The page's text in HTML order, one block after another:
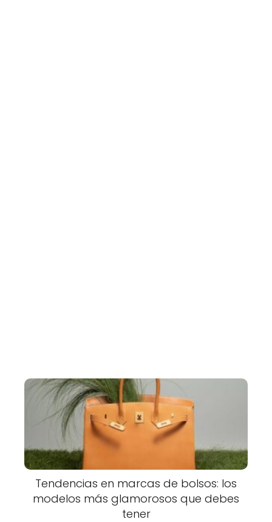
Tendencias en marcas de bolsos: los
modelos más glamorosos que debes
tener